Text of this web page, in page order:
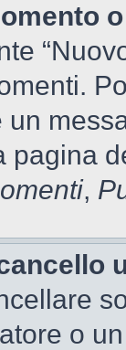
un
,
o